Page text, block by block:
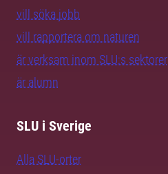
vill söka jobb
vill rapportera om naturen
är verksam inom SLU:s sektorer
är alumn
SLU i Sverige
Alla SLU-orter